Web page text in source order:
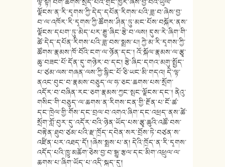
ལྗོངས་ན་རི་དྭགས་ཀྱི་དེད་དཔོན་རིགས་པའི་ཟླ་བ་ཞེས་བྱ་
བ་ལ་འཁོར་རི་དྭགས་ཀྱི་ཚོགས་ཤིན་ཏུ་མང་པོས་བསྐོར་ནས་
ལྗོངས་དཔག་ཏུ་མེད་པར་རྒྱུ་ཞིང་རྩེ་བ་ལས། དུས་རེ་ཞིག་གི་
ཚེ་དེད་དཔོན་རིགས་པའི་ཟླ་བས་སྨྲས་པ། ཀྱེ་མ་རི་དྭགས་ཀྱི་
ཚོགས་རྣམས་ཁོ་བོའི་ངག་ལ་ཉོན་དང༌། འོ་སྐོལ་རྣམས་ལ་རྩྭ་
ཆུ་བཟང་པོ་དོན་དུ་གཉེར་བ་དང། རྩེ་ཞིང་དགའ་མགུ་སྤྱོད་
པ་ཙམ་ལས་གཞན་ལས་ཀྱི་སྙིང་པོ་ཅི་ཡང་མི་གདའ། དེ་ལྟ་
ནའང་བུང་བ་རྣམས་བཅུད་ལ་ཧ་ཅང་ཆགས་པས་སྲོག་
འདོར་བ་བཞིན་རང་ཅག་རྣམས་ཀྱང་སྤང་ལྗོངས་དང༌། ནེའུ་
གསིང་གི་བཅུད་ལ་ཆགས་ན་རིགས་ངན་གྱི་རྔོན་པ་ངོ་ཚ་
དང་ཁྲེལ་གྱི་གོས་དང་བྲལ་བ་འགའ་ཞིག་དང་འཕྲད་ནས་ཚེ་
སྲོག་གློ་བུར་དུ་འདོར་བའི་ཉེན་ཡོད་པས་རྩྭ་ཆུའི་འཚོ་བས་
བརྟེན་ཐུབ་ཙམ་པའི་རྫ་ཁྲོད་དབེན་སར་བྲོས་ཏེ་བཙན་ས་
འཛིན་པར་འཐད་དོ། །ཞེས་སྨྲས་པ་ན། དེའི་ཁྲོད་ན་རི་དྭགས་
འདོད་པའི་ཁྱུ་མཆོག་ཅེས་བྱ་བ་སྒྱུ་རྩལ་དང་མིག་འཕྲུལ་ལ་
ཆགས་པ་ཞིག་ཡོད་པ་འདི་སྐད་དུ།